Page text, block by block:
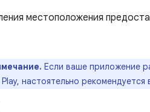
местоположения
Если ваше приложение
настоятельно рекомендуется